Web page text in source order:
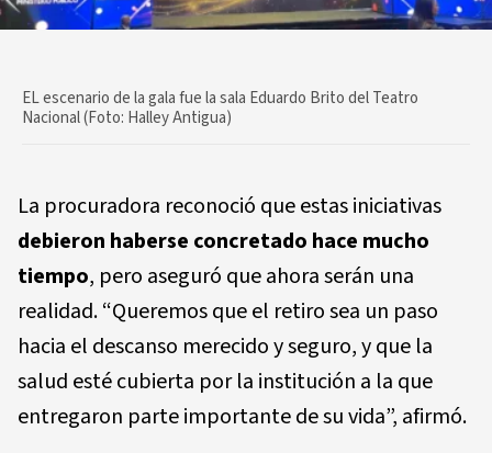
EL escenario de la gala fue la sala Eduardo Brito del Teatro
Nacional (Foto: Halley Antigua)
La procuradora reconoció que estas iniciativas
debieron haberse concretado hace mucho
tiempo, pero aseguró que ahora serán una
realidad. “Queremos que el retiro sea un paso
hacia el descanso merecido y seguro, y que la
salud esté cubierta por la institución a la que
entregaron parte importante de su vida”, afirmó.